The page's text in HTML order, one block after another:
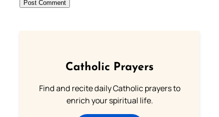
Catholic Prayers
Find and recite daily Catholic prayers to
enrich your spiritual life.